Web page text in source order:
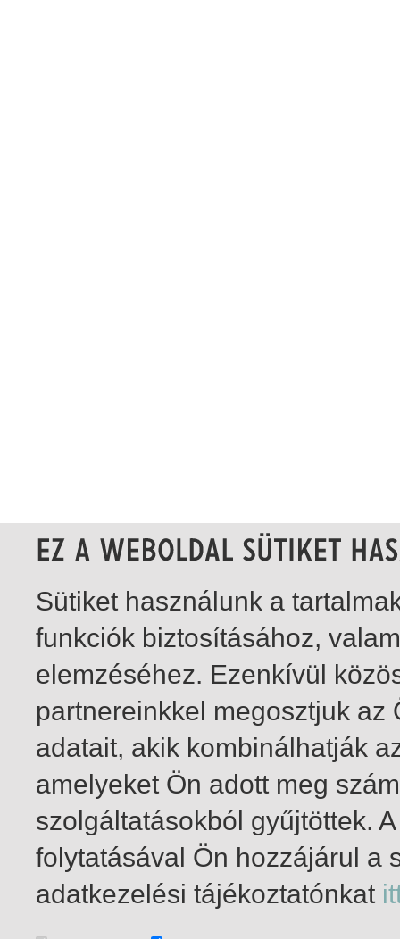
1-3 / total 3 hit
Sütiket használunk a
funkciók biztosításához,
elemzéséhez. Ezenkívül
partnereinkkel megosztjuk
adatait, akik kombinálhatják
amelyeket Ön adott meg
szolgáltatásokból gyűjtöttek.
folytatásával Ön hozzájárul a
adatkezelési tájékoztatónkat